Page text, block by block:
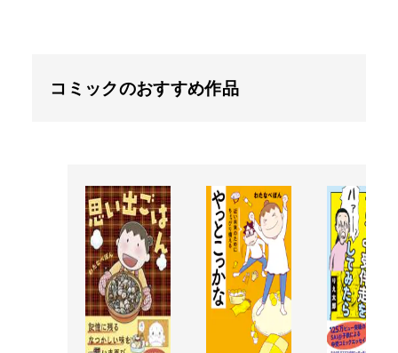
コミックのおすすめ作品